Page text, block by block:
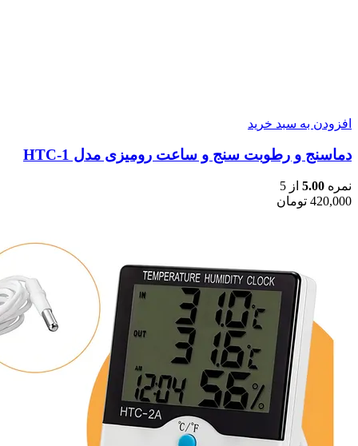
افزودن به سبد خرید
دماسنج و رطوبت سنج و ساعت رومیزی مدل HTC-1
نمره 5.00 از 5
420,000 تومان